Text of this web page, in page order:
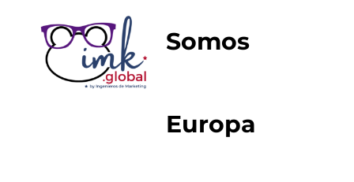
Somos
Europa